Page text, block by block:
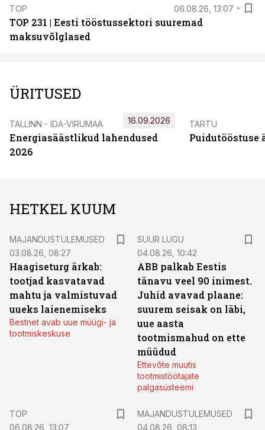
TOP 06.08.26, 13:07
TOP 231 | Eesti tööstussektori suuremad
maksuvõlglased
ÜRITUSED
TALLINN - IDA-VIRUMAA
Energiasäästlikud lahendused
2026
16.09.2026 TARTU
Puidutööstuse
HETKEL KUUM
MAJANDUSTULEMUSED
03.08.26, 08:27
Haagiseturg ärkab:
tootjad kasvatavad
mahtu ja valmistuvad
uueks laienemiseks
Bestnet avab uue müügi- ja
tootmiskeskuse
SUUR LUGU
04.08.26, 10:42
ABB palkab Eestis
tänavu veel 90 inimest.
Juhid avavad plaane:
suurem seisak on läbi,
uue aasta
tootmismahud on ette
müüdud
Ettevõte muutis
tootmistöötajate
palgasüsteemi
TOP
06.08.26, 13:07
MAJANDUSTULEMUSED
04.08.26, 08:13